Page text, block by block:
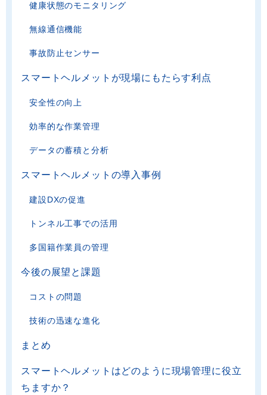
健康状態のモニタリング
無線通信機能
事故防止センサー
スマートヘルメットが現場にもたらす利点
安全性の向上
効率的な作業管理
データの蓄積と分析
スマートヘルメットの導入事例
建設DXの促進
トンネル工事での活用
多国籍作業員の管理
今後の展望と課題
コストの問題
技術の迅速な進化
まとめ
スマートヘルメットはどのように現場管理に役立
ちますか？